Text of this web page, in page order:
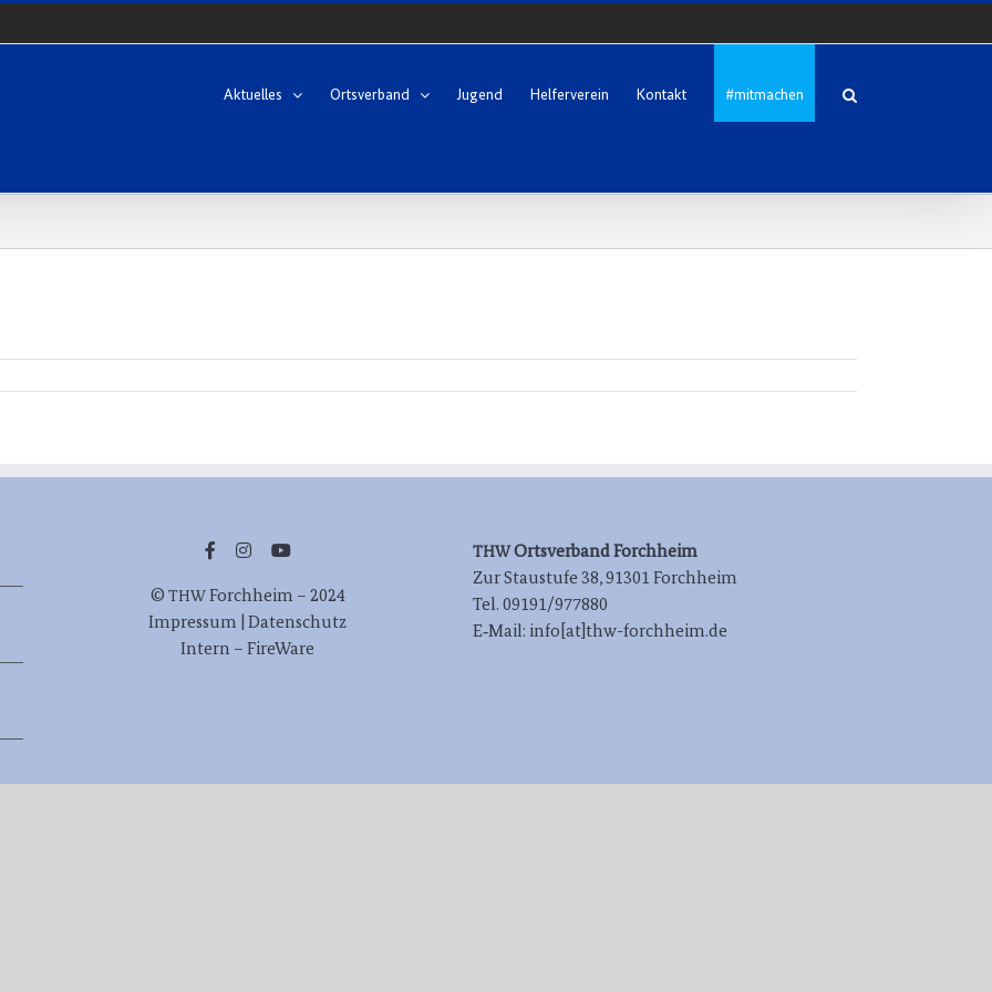
Aktuelles Ortsverband Jugend Helferverein Kontakt #mitmachen
© THWForch­heim – 2024
Impres­sum | Datenschutz
Intern – FireWare
THW Orts­ver­band Forchheim
Zur Stau­stu­fe 38, 91301 Forchheim
Tel. 09191/977880
E‑Mail: info[at]thw-forchheim.de